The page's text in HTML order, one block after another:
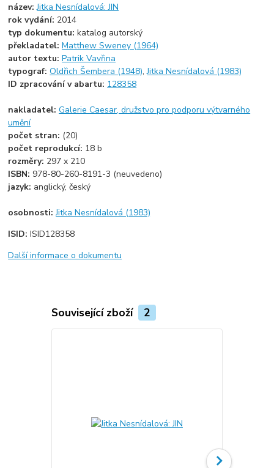
název:Jitka Nesnídalová: JIN
rok vydání: 2014
typ dokumentu:katalog autorský
překladatel:Matthew Sweney (1964)
autor textu:Patrik Vavřina
typograf:Oldřich Šembera (1948),Jitka Nesnídalová (1983)
ID zpracování v abartu: 128358
nakladatel:Galerie Caesar, družstvo pro podporu výtvarného
umění
počet stran: (20)
počet reprodukcí: 18 b
rozměry: 297 x 210
ISBN: 978-80-260-8191-3 (neuvedeno)
jazyk: anglický, český
osobnosti:Jitka Nesnídalová (1983)
ISID:ISID128358
Další informace o dokumentu
Související zboží 2